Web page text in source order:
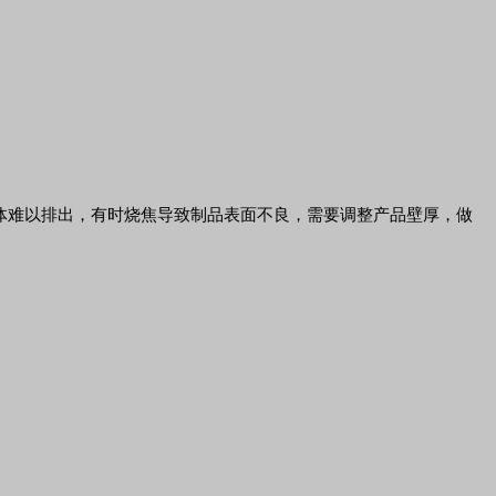
以排出，有时烧焦导致制品表面不良，需要调整产品壁厚，做